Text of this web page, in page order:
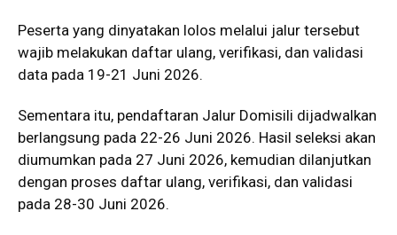
Peserta yang dinyatakan lolos melalui jalur tersebut
wajib melakukan daftar ulang, verifikasi, dan validasi
data pada 19-21 Juni 2026.
Sementara itu, pendaftaran Jalur Domisili dijadwalkan
berlangsung pada 22-26 Juni 2026. Hasil seleksi akan
diumumkan pada 27 Juni 2026, kemudian dilanjutkan
dengan proses daftar ulang, verifikasi, dan validasi
pada 28-30 Juni 2026.